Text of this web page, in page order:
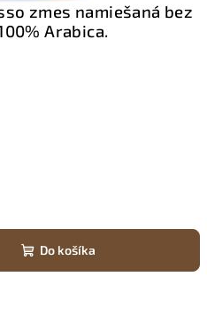
zmes namiešaná bez
Arabica.
Do košíka